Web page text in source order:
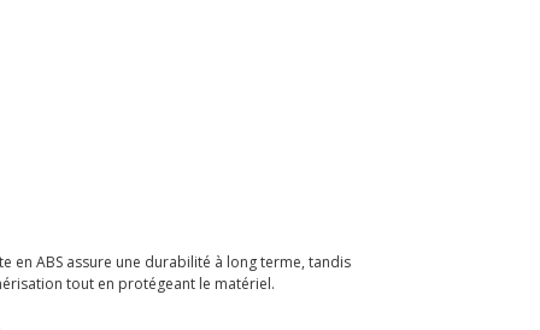
en ABS assure une durabilité à long terme, tandis
tout en protégeant le matériel.